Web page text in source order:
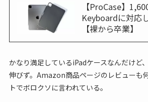
【ProCase】
Keyboardに対応
【裸から卒業】
かなり満足しているiPadケースなんだけど
伸びず。Amazon商品ページのレビューも
トでボロクソに言われている。